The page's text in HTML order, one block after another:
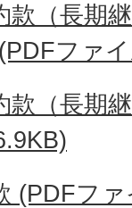
款（長期
ファ
款（長期
(PDFフ